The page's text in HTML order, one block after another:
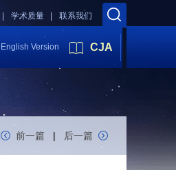
联系我们
学术质量 |
English Version CJA
前一篇 | 后一篇